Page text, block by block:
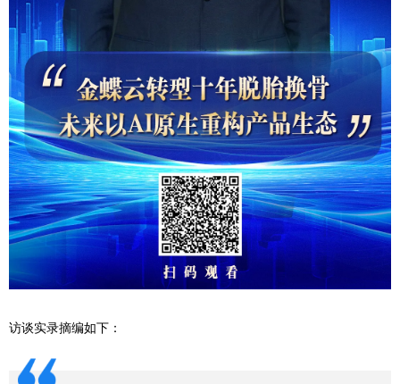
访谈实录摘编如下：